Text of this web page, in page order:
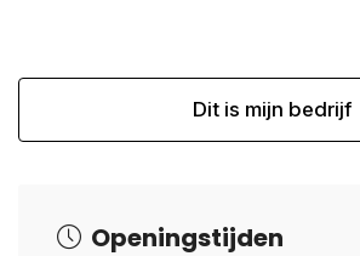
Dit is mijn bedrijf
Openingstijden